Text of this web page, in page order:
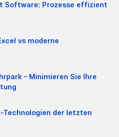
Software: Prozesse effizient
vs moderne
– Minimieren Sie Ihre
Technologien der letzten